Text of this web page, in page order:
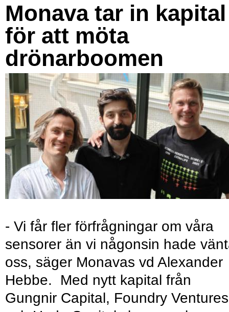
Monava tar in kapital
för att möta
drönarboomen
- Vi får fler förfrågningar om våra
sensorer än vi någonsin hade
oss, säger Monavas vd Alexander
Hebbe. Med nytt kapital från
Gungnir Capital, Foundry Ventures